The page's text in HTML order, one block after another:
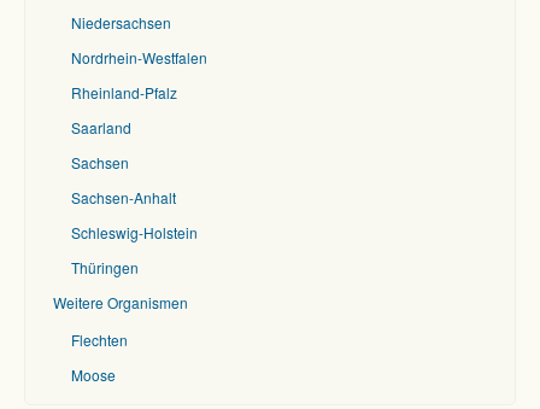
Niedersachsen
Nordrhein-Westfalen
Rheinland-Pfalz
Saarland
Sachsen
Sachsen-Anhalt
Schleswig-Holstein
Thüringen
Weitere Organismen
Flechten
Moose